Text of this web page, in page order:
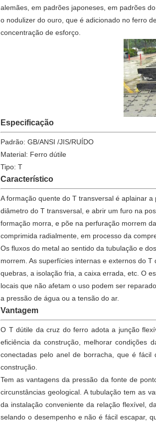
alemães, em padrões japoneses, em padrões
o nodulizer do ouro, que é adicionado no ferro
concentração de esforço.
Especificação
Padrão: GB/ANSI /JIS/RUÍDO
Material: Ferro dútile
Tipo: T
Característico
A formação quente do T transversal é aplainar
diâmetro do T transversal, e abrir um furo na
formação morra, e põe na perfuração morrem
comprimida radialmente, em processo da
Os fluxos do metal ao sentido da tubulação e
morrem. As superfícies internas e externos do
quebras, a isolação fria, a caixa errada, etc. O
locais que não afetam o uso podem ser
a pressão de água ou a tensão do ar.
Vantagem
O T dútile da cruz do ferro adota a junção
eficiência da construção, melhorar condições
conectadas pelo anel de borracha, que é
construção.
Tem as vantagens da pressão da fonte de
circunstâncias geological. A tubulação tem as
da instalação conveniente da relação flexível,
selando o desempenho e não é fácil escapar,